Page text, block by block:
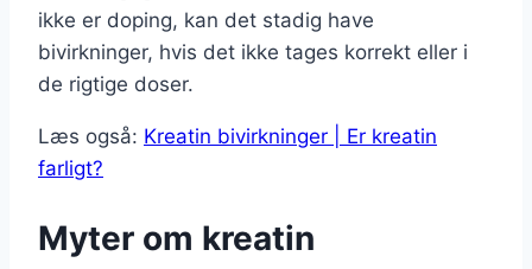
ikke er doping, kan det stadig have
bivirkninger, hvis det ikke tages korrekt eller i
de rigtige doser.
Læs også: Kreatin bivirkninger | Er kreatin
farligt?
Myter om kreatin